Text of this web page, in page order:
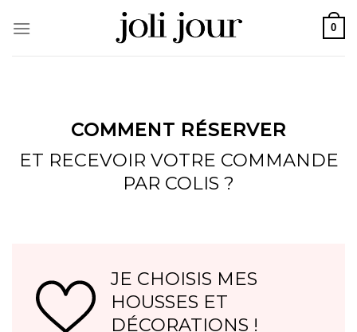
0
COMMENT RÉSERVER
ET RECEVOIR VOTRE COMMANDE
PAR COLIS ?
JE CHOISIS MES
HOUSSES ET
DÉCORATIONS !